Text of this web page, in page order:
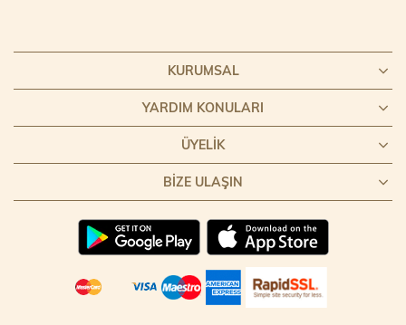
KURUMSAL
YARDIM KONULARI
ÜYELIK
BIZE ULAŞIN